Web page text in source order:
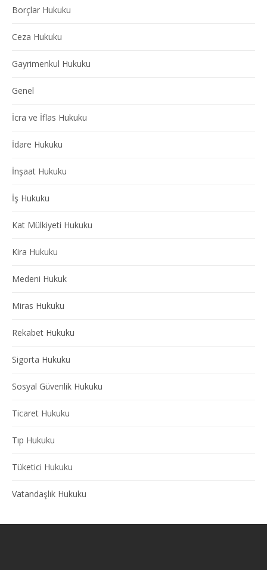
Borçlar Hukuku
Ceza Hukuku
Gayrimenkul Hukuku
Genel
İcra ve İflas Hukuku
İdare Hukuku
İnşaat Hukuku
İş Hukuku
Kat Mülkiyeti Hukuku
Kira Hukuku
Medeni Hukuk
Miras Hukuku
Rekabet Hukuku
Sigorta Hukuku
Sosyal Güvenlik Hukuku
Ticaret Hukuku
Tıp Hukuku
Tüketici Hukuku
Vatandaşlık Hukuku